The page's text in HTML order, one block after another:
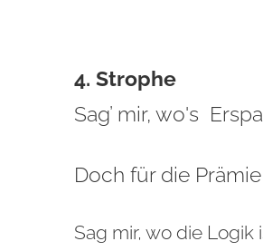
4. Strophe
Sag’ mir, wo's
Doch für die
Sag mir, wo die Logik